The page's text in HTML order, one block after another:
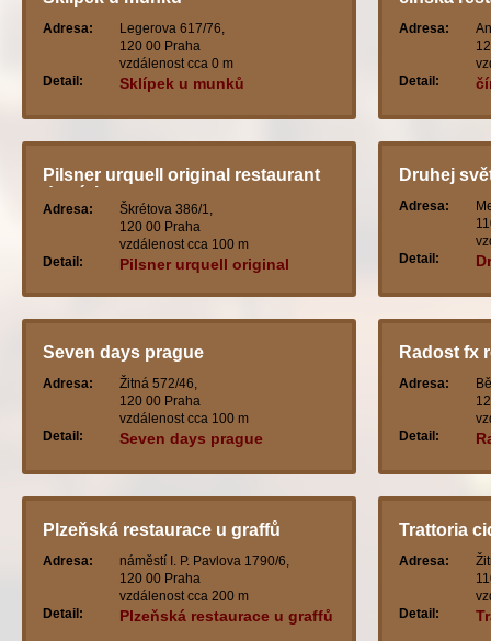
Adresa:
Legerova 617/76,
120 00 Praha
vzdálenost cca 0 m
Detail:
Sklípek u munků
Adresa:
Detail:
Pilsner urquell original restaurant
demínka
Adresa:
Škrétova 386/1,
120 00 Praha
vzdálenost cca 100 m
Detail:
Pilsner urquell original
Druhej
Adresa:
Detail:
Seven days prague
Adresa:
Žitná 572/46,
120 00 Praha
vzdálenost cca 100 m
Detail:
Seven days prague
Radost fx
Adresa:
Detail:
Plzeňská restaurace u graffů
Adresa:
náměstí I. P. Pavlova 1790/6,
120 00 Praha
vzdálenost cca 200 m
Detail:
Plzeňská restaurace u graffů
Trattoria
Adresa:
Detail: